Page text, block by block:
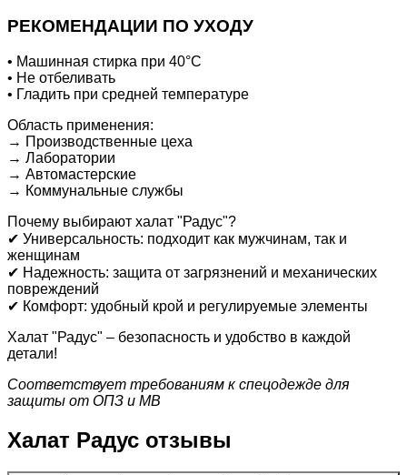
РЕКОМЕНДАЦИИ ПО УХОДУ
• Машинная стирка при 40°C
• Не отбеливать
• Гладить при средней температуре
Область применения:
→ Производственные цеха
→ Лаборатории
→ Автомастерские
→ Коммунальные службы
Почему выбирают халат "Радус"?
✔ Универсальность: подходит как мужчинам, так и
женщинам
✔ Надежность: защита от загрязнений и механических
повреждений
✔ Комфорт: удобный крой и регулируемые элементы
Халат "Радус" – безопасность и удобство в каждой
детали!
Соответствует требованиям к спецодежде для
защиты от ОПЗ и МВ
Халат Радус отзывы